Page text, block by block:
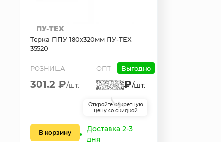
Терка ППУ 180х320мм ПУ-ТЕХ
35520
РОЗНИЦА
301.2 ₽/шт.
ОПТ Выгодно
₽/шт.
Откройте секретную
цену со скидкой
В корзину
Доставка 2-3
дня